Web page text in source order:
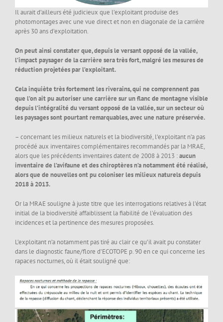
Il aurait d’ailleurs été judicieux que l’exploitant produise des
photomontages avec une vue direct et non en diagonale de la carrière
après 30 ans d’exploitation.
On peut ainsi constater que, depuis le versant opposé de la vallée,
l’impact paysager de la carrière sera très fort, malgré les mesures de
réduction projetées par l’exploitant.
Cela inquiète très fortement les riverains, qui ne comprennent pas
que l’on ait pu autoriser une carrière sur un flanc de montagne visible
depuis l’intégralité du versant opposé de la vallée, sur un secteur où
les paysages sont pourtant remarquables, avec une nature préservée.
– concernant les milieux naturels et la biodiversité, l’exploitant n’a pas
procédé aux inventaires complémentaires recommandés par la MRAE,
alors que les précédents inventaires datent de 2008 à 2013 :aucun
inventaire de l’avifaune et des chiroptères n’a notamment été réalisé,
alors que de nouvelles ont pu coloniser les milieux naturels depuis
2018 à 2013.
Or la MRAE souligne à juste titre que les interrogations relatives à l’état
initial de la biodiversité affaiblissent la fiabilité de l’évaluation des
incidences et la pertinence des mesures proposées.
L’exploitant n’a notamment pas tiré au clair ce qu’il avait pu constater
dans le diagnostic faune/flore d’ECOTOPE p. 90 en ce qui concerne les
rapaces nocturnes, où il était souligné que: